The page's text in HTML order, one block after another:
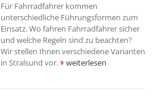
Für Fahrradfahrer kommen
unterschiedliche Führungsformen zum
Einsatz. Wo fahren Fahrradfahrer sicher
und welche Regeln sind zu beachten?
Wir stellen Ihnen verschiedene Varianten
in Stralsund vor.
weiterlesen